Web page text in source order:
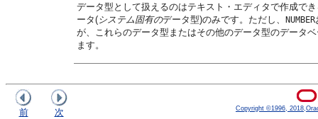
データ型として扱えるのはテキスト・エディタで作成で
ータ(システム固有のデータ型)のみです。ただし、 NUMBER
が、これらのデータ型またはその他のデータ型のデータ
ます。
前 次 Copyright ©1996,